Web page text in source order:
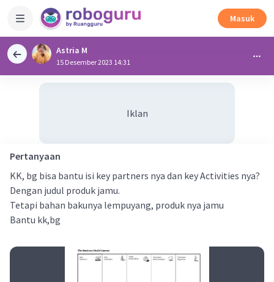
Masuk
Astria M
15 Desember 2023 14:31
Iklan
Pertanyaan
KK, bg bisa bantu isi key partners nya dan key Activities nya?
Dengan judul produk jamu.
Tetapi bahan bakunya lempuyang, produk nya jamu
Bantu kk,bg